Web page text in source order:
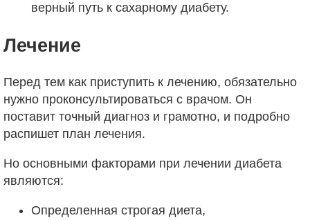
верный путь к сахарному диабету.
Лечение
Перед тем как приступить к лечению, обязательно
нужно проконсультироваться с врачом. Он
поставит точный диагноз и грамотно, и подробно
распишет план лечения.
Но основными факторами при лечении диабета
являются:
Определенная строгая диета,